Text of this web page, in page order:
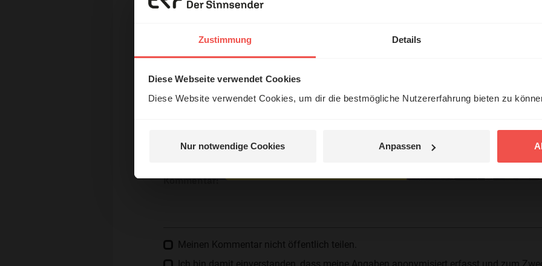
Zustimmung Details
Diese Webseite verwendet Cookies
Diese Website verwendet Cookies, um dir die bestmögliche Nutzererfahrung bieten zu
Nur notwendige Cookies Anpassen
Kommentar:
Meinen Kommentar nicht öffentlich teilen.
Erzähl mal!
Das erleben unsere Hörerinnen
und Hörer mit Gott ...
Jetzt Geschichten